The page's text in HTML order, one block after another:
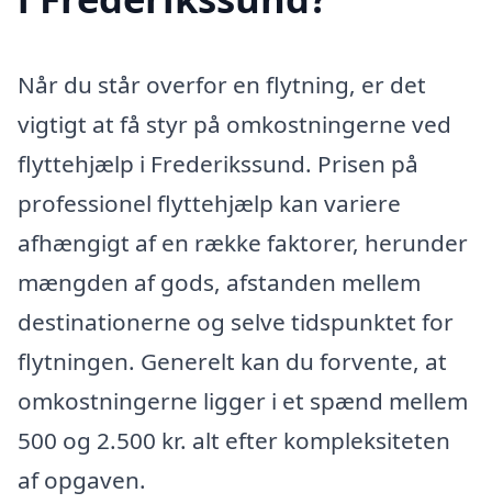
Når du står overfor en flytning, er det
vigtigt at få styr på omkostningerne ved
flyttehjælp i Frederikssund. Prisen på
professionel flyttehjælp kan variere
afhængigt af en række faktorer, herunder
mængden af gods, afstanden mellem
destinationerne og selve tidspunktet for
flytningen. Generelt kan du forvente, at
omkostningerne ligger i et spænd mellem
500 og 2.500 kr. alt efter kompleksiteten
af opgaven.